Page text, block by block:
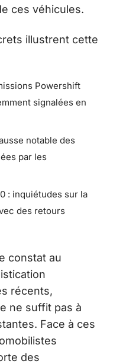
ces véhicules.
illustrent cette
Powershift
signalées en
notable des
par les
: inquiétudes sur la
des retours
constat au
récents,
ne suffit pas à
Face à ces
des